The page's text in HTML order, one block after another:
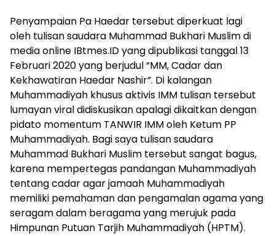
​Penyampaian Pa Haedar tersebut diperkuat lagi
oleh tulisan saudara Muhammad Bukhari Muslim di
media online IBtmes.ID yang dipublikasi tanggal 13
Februari 2020 yang berjudul “MM, Cadar dan
Kekhawatiran Haedar Nashir”. Di kalangan
Muhammadiyah khusus aktivis IMM tulisan tersebut
lumayan viral didiskusikan apalagi dikaitkan dengan
pidato momentum TANWIR IMM oleh Ketum PP
Muhammadiyah. Bagi saya tulisan saudara
Muhammad Bukhari Muslim tersebut sangat bagus,
karena mempertegas pandangan Muhammadiyah
tentang cadar agar jamaah Muhammadiyah
memiliki pemahaman dan pengamalan agama yang
seragam dalam beragama yang merujuk pada
Himpunan Putuan Tarjih Muhammadiyah (HPTM).